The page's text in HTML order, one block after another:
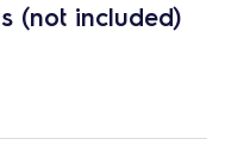
(not included)